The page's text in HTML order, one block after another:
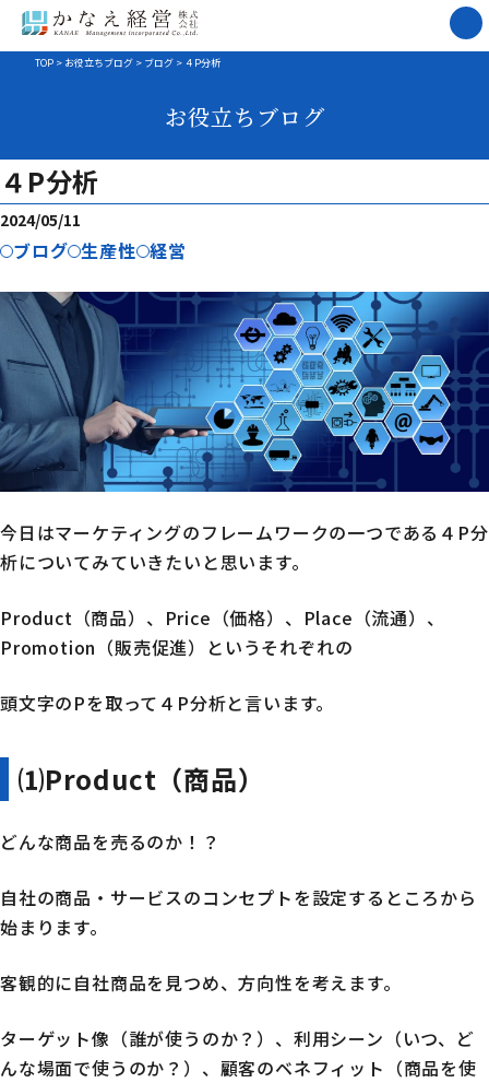
TOP > お役立ちブログ > ブログ > ４P分析
お役立ちブログ
４P分析
2024/05/11
ブログ 生産性 経営
今日はマーケティングのフレームワークの一つである４P分
析についてみていきたいと思います。
Product（商品）、Price（価格）、Place（流通）、
Promotion（販売促進）というそれぞれの
頭文字のPを取って４P分析と言います。
⑴Product（商品）
どんな商品を売るのか！？
自社の商品・サービスのコンセプトを設定するところから
始まります。
客観的に自社商品を見つめ、方向性を考えます。
ターゲット像（誰が使うのか？）、利用シーン（いつ、ど
んな場面で使うのか？）、顧客のベネフィット（商品を使